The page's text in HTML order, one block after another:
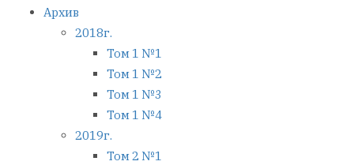
Архив
2018г.
Том 1 №1
Том 1 №2
Том 1 №3
Том 1 №4
2019г.
Том 2 №1